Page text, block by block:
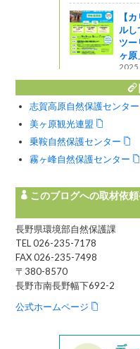
【
ルし
ツー
ヶ原
志賀高原自然保護センター
美ヶ原観光連盟
乗鞍自然保護センター
霧ヶ峰自然保護センター
このブログへの取材依
長野県環境部自然保護課
TEL 026-235-7178
FAX 026-235-7498
〒380-8570
長野市南長野幅下692-2
公式ホームページ